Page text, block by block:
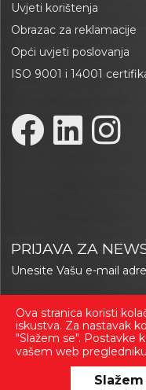
Uvjeti korištenja
Obrazac za reklamacije
Opći uvjeti poslovanja
ISO 9001 i 14001
PRIJAVA ZA
Unesite Vašu e-mail
Prijavi se
Ova stranica koristi
iskustva. Za nastavak
"Slažem se". Postavke
vašem web
Slažem